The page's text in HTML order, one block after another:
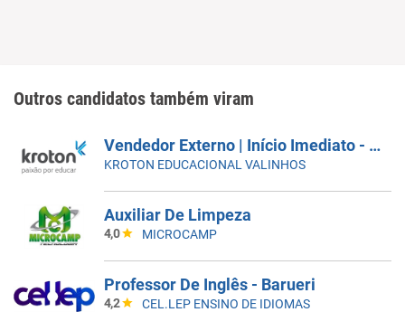
Outros candidatos também viram
Vendedor Externo | Início Imediato - SUMARÉ
KROTON EDUCACIONAL VALINHOS
Auxiliar De Limpeza
4,0 MICROCAMP
Professor De Inglês - Barueri
4,2 CEL.LEP ENSINO DE IDIOMAS